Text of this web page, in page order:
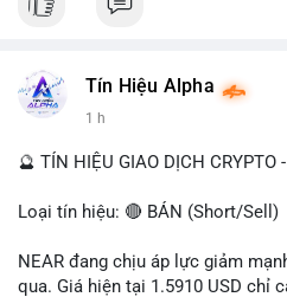
#binancesquare
#vlikevn #titanbot
📰 Nguồn: Cointelegraph
Tín Hiệu Alpha
1 h
🔮 TÍN HIỆU GIAO DỊCH CRYPTO
Loại tín hiệu: 🔴 BÁN (Short/Sell)
NEAR đang chịu áp lực giảm
qua. Giá hiện tại 1.5910 USD chỉ